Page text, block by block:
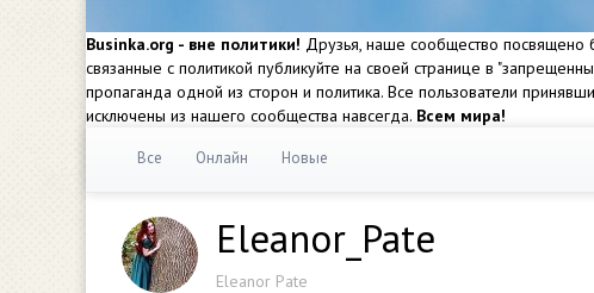
Businka.org - вне политики! Друзья, наше сообщество посвящено
связанные с политикой публикуйте на своей странице в
пропаганда одной из сторон и политика. Все пользователи
исключены из нашего сообщества навсегда. Всем мира!
Все Онлайн Новые
Eleanor_Pate
Eleanor Pate